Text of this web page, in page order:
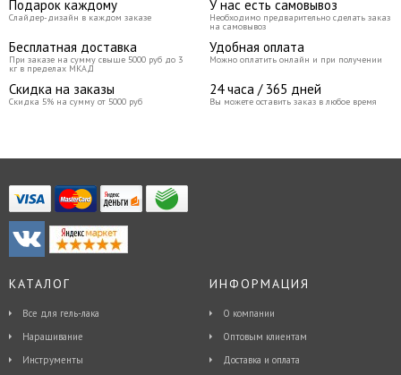
Подарок каждому
Слайдер-дизайн в каждом заказе
У нас есть самовывоз
Необходимо предварительно сделать заказ
на самовывоз
Бесплатная доставка
При заказе на сумму свыше 5000 руб до 3
кг в пределах МКАД
Удобная оплата
Можно оплатить онлайн и при получении
Скидка на заказы
Скидка 5% на сумму от 5000 руб
24 часа / 365 дней
Вы можете оставить заказ в любое время
КАТАЛОГ
Все для гель-лака
Наращивание
Инструменты
ИНФОРМАЦИЯ
О компании
Оптовым клиентам
Доставка и оплата